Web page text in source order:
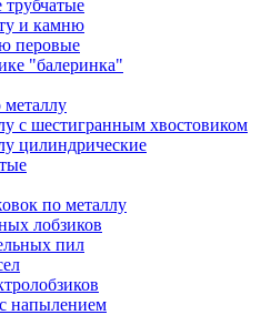
и камню
перовые
"балеринка"
с шестигранным хвостовиком
цилиндрические
по металлу
лобзиков
пил
напылением